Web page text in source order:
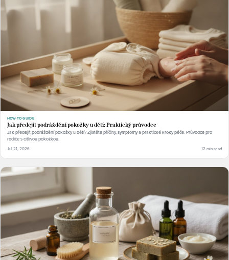
HOW-TO GUIDE
Jak předejít podráždění pokožky u dětí: Praktický průvodce
Jak předejít podráždění pokožky u dětí? Zjistěte příčiny, symptomy a praktické kroky péče. Průvodce pro
rodiče s citlivou pokožkou.
Jul 21, 2026 12 min read